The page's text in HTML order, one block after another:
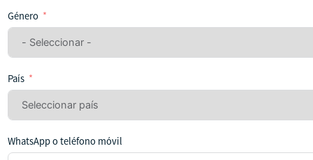
Género
País
WhatsApp o teléfono móvil